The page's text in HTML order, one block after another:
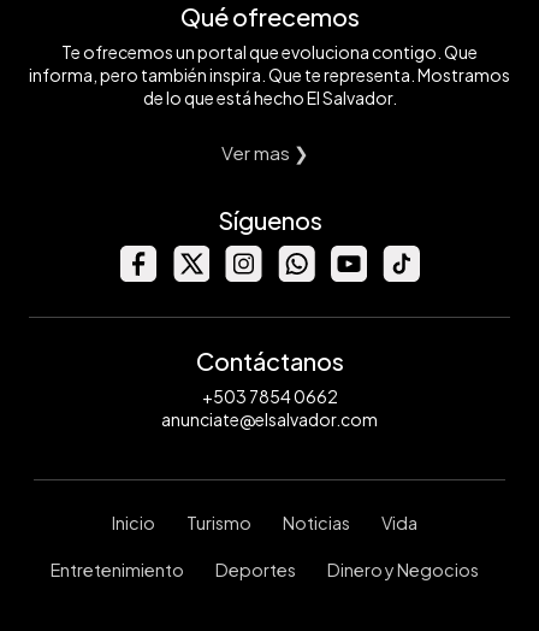
Qué ofrecemos
Te ofrecemos un portal que evoluciona contigo. Que
informa, pero también inspira. Que te representa. Mostramos
de lo que está hecho El Salvador.
Ver mas ❯
Síguenos
Contáctanos
+503 7854 0662
anunciate@elsalvador.com
Inicio Turismo Noticias Vida
Entretenimiento Deportes Dinero y Negocios